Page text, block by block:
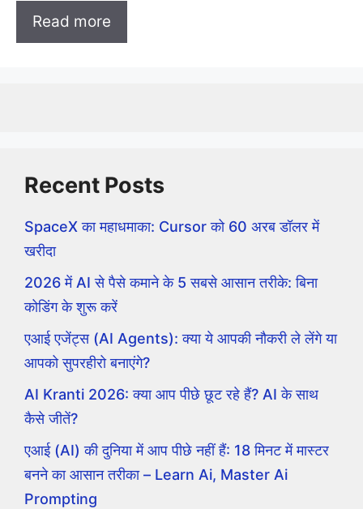
Read more
Recent Posts
SpaceX का महाधमाका: Cursor को 60 अरब डॉलर में
खरीदा
2026 में AI से पैसे कमाने के 5 सबसे आसान तरीके: बिना
कोडिंग के शुरू करें
एआई एजेंट्स (AI Agents): क्या ये आपकी नौकरी ले लेंगे या
आपको सुपरहीरो बनाएंगे?
AI Kranti 2026: क्या आप पीछे छूट रहे हैं? AI के साथ
कैसे जीतें?
एआई (AI) की दुनिया में आप पीछे नहीं हैं: 18 मिनट में मास्टर
बनने का आसान तरीका – Learn Ai, Master Ai
Prompting